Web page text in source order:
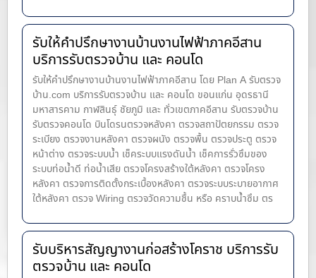
รับให้คำปรึกษางานบ้านงานไฟฟ้าภาคอีสาน
บริการรับตรวจบ้าน และ คอนโด
รับให้คำปรึกษางานบ้านงานไฟฟ้าภาคอีสาน โดย Plan A รับตรวจ
บ้าน.com บริการรับตรวจบ้าน และ คอนโด ขอนแก่น อุดรธานี
มหาสารคาม กาฬสินธุ์ ชัยภูมิ และ ทั่วเขตภาคอีสาน รับตรวจบ้าน
รับตรวจคอนโด บินโดรนตรวจหลังคา ตรวจสถาปัตยกรรม ตรวจ
ระเบียง ตรวจงานหลังคา ตรวจผนัง ตรวจพื้น ตรวจประตู ตรวจ
หน้าต่าง​ ตรวจระบบน้ำ เช็คระบบแรงดันน้ำ เช็คการรั่วซึมของ
ระบบท่อน้ำ​ดี ท่อน้ำ​เสีย ตรวจโครงสร้างใต้หลังคา ตรวจโครง
หลังคา ตรวจการติดตั้งกระเบื้องหลังคา ตรวจระบบระบายอากาศ
ใต้หลังคา ตรวจ Wiring ตรวจวัดความชื้น หรือ คราบน้ำซึม ตร
รับบริหารสัญญางานก่อสร้างโคราช บริการรับ
ตรวจบ้าน และ คอนโด